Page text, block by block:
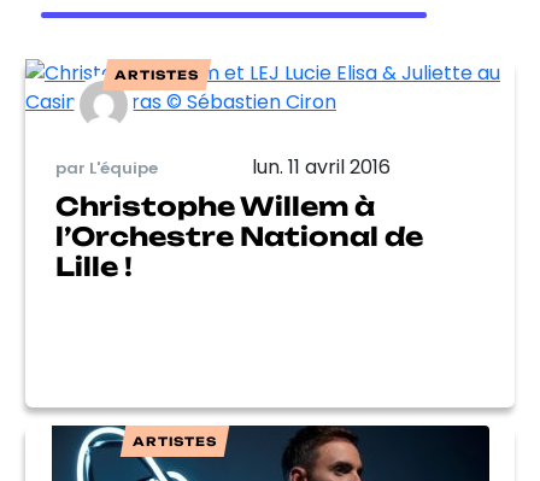
ARTISTES
par L'équipe lun. 11 avril 2016
Christophe Willem à
l’Orchestre National de
Lille !
ARTISTES